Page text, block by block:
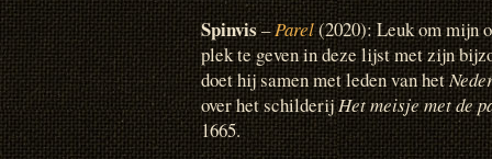
Spinvis–Parel(2020): Leuk om mijn
plek te geven in deze lijst met zijn
doet hij samen met leden van het
over het schilderijHet meisje met de
1665.